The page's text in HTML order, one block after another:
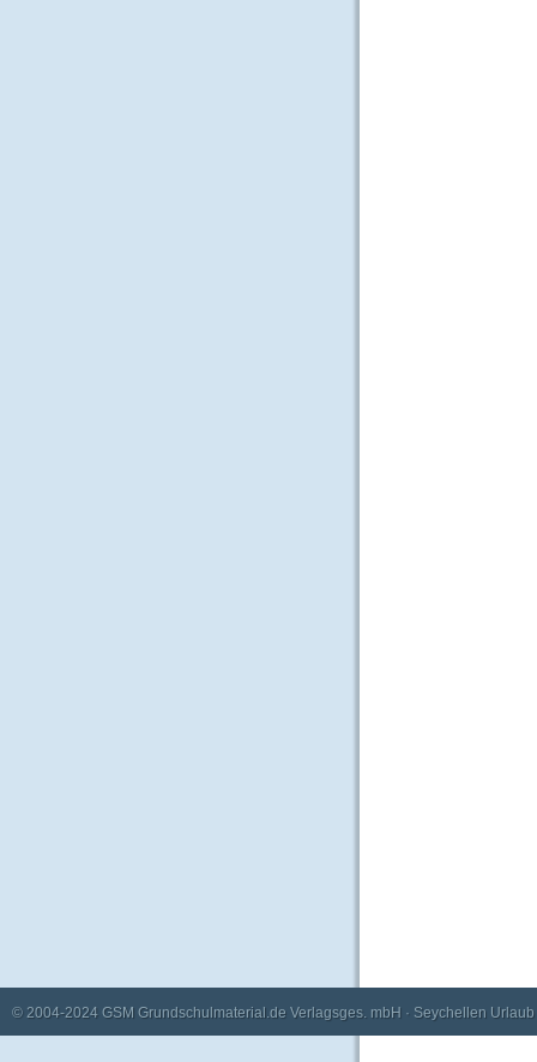
© 2004-2024 GSM Grundschulmaterial.de Verlagsges. mbH · Seychellen Urlaub